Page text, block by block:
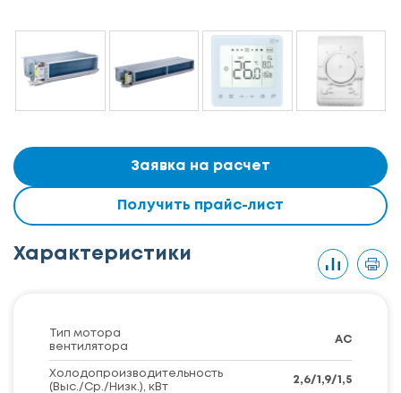
Заявка на расчет
Получить прайс-лист
Характеристики
Тип мотора
вентилятора
AC
Холодопроизводительность
(Выс./Ср./Низк.), кВт
2,6/1,9/1,5